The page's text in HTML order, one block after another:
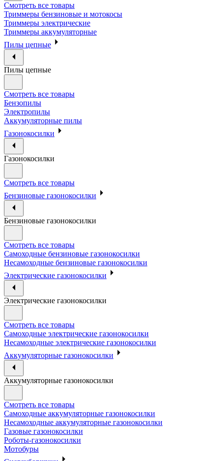
Смотреть все товары
Триммеры бензиновые и мотокосы
Триммеры электрические
Триммеры аккумуляторные
Пилы цепные
Пилы цепные
Смотреть все товары
Бензопилы
Электропилы
Аккумуляторные пилы
Газонокосилки
Газонокосилки
Смотреть все товары
Бензиновые газонокосилки
Бензиновые газонокосилки
Смотреть все товары
Самоходные бензиновые газонокосилки
Несамоходные бензиновые газонокосилки
Электрические газонокосилки
Электрические газонокосилки
Смотреть все товары
Самоходные электрические газонокосилки
Несамоходные электрические газонокосилки
Аккумуляторные газонокосилки
Аккумуляторные газонокосилки
Смотреть все товары
Самоходные аккумуляторные газонокосилки
Несамоходные аккумуляторные газонокосилки
Газовые газонокосилки
Роботы-газонокосилки
Мотобуры